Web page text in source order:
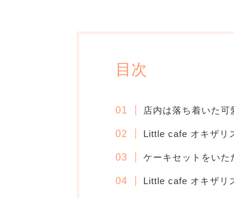
目次
店内は落ち着いた可
Little cafe オキザリ
ケーキセットをいた
Little cafe オキザリ